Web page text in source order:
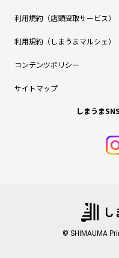
利用規約（店頭受取サービス）
利用規約（しまうまマルシェ）
コンテンツポリシー
サイトマップ
しまうま
© SHIMAUMA